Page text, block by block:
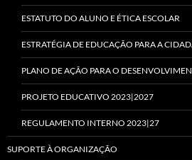
ESTATUTO DO ALUNO E ÉTICA ESCOLAR
ESTRATÉGIA DE EDUCAÇÃO PARA A
PLANO DE AÇÃO PARA O
PROJETO EDUCATIVO 2023|2027
REGULAMENTO INTERNO 2023|27
SUPORTE À ORGANIZAÇÃO